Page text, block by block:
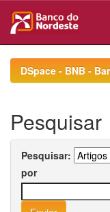
navigationDSpace - BNB -
Pesquisar
Pesquisar:
por